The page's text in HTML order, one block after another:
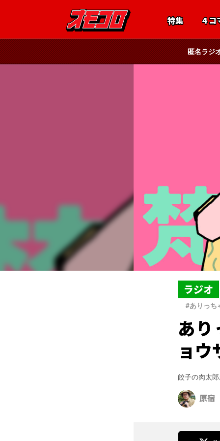
特集 ４コ
匿名ラジ
ラジオ
#ありっち
あ
ョ
餃子の肉太
原宿